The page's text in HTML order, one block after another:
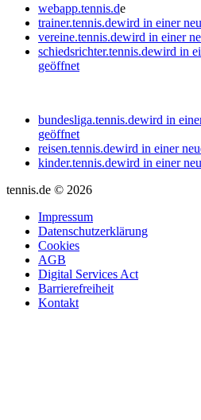
webapp.tennis.de
trainer.tennis.dewird in einer
vereine.tennis.dewird in einer
schiedsrichter.tennis.dewird in
geöffnet
bundesliga.tennis.dewird in
geöffnet
reisen.tennis.dewird in einer
kinder.tennis.dewird in einer
tennis.de © 2026
Impressum
Datenschutzerklärung
Cookies
AGB
Digital Services Act
Barrierefreiheit
Kontakt